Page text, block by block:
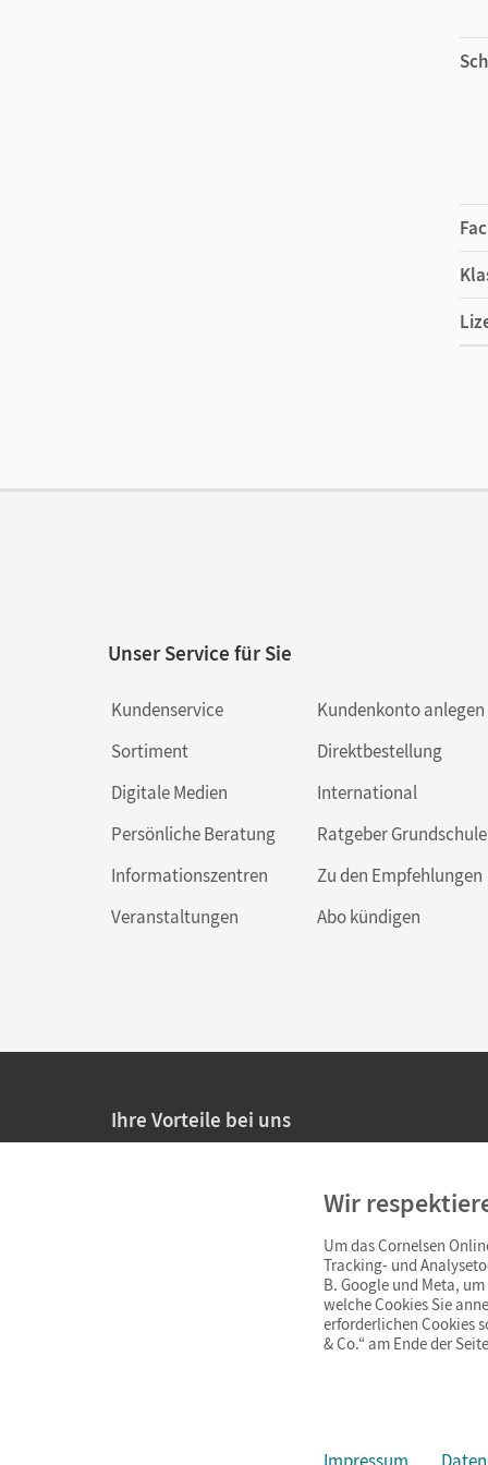
Unser Service für Sie
Kundenservice
Sortiment
Digitale Medien
Persönliche Beratung
Informationszentren
Veranstaltungen
Kundenkonto anlegen
Direktbestellung
International
Ratgeber Grundschule
Zu den Empfehlungen
Abo kündigen
Ihre Vorteile bei uns
Persönliche Angebote für Lehrkräfte
Sicheres Einkaufen mit SSL-Verschlüsselung
Widerrufsfristvon 4 Wochen
Schnelle und einfache Retourenabwicklung
Wir
Um das Cornelsen
Tracking- und
B. Google und Meta,
welche Cookies Sie
erforderlichen Cookies
& Co.“ am Ende der